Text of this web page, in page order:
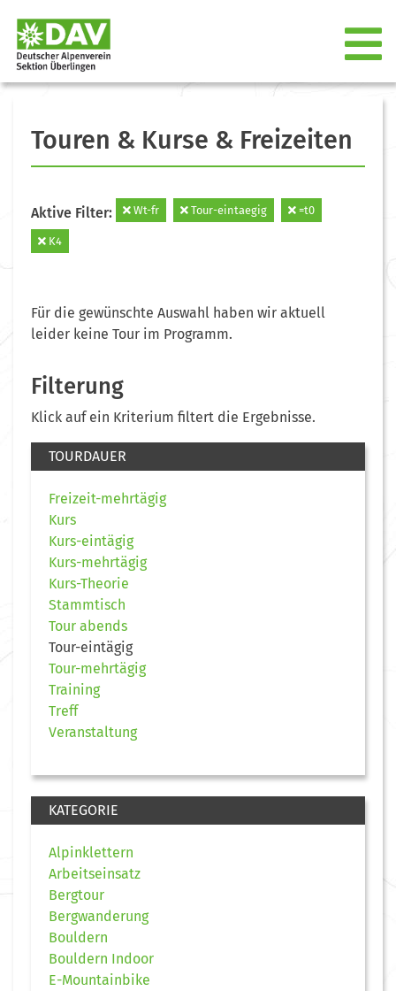
Touren & Kurse & Freizeiten
Aktive Filter: Wt-fr Tour-eintaegig =t0
K4
Für die gewünschte Auswahl haben wir aktuell
leider keine Tour im Programm.
Filterung
Klick auf ein Kriterium filtert die Ergebnisse.
TOURDAUER
Freizeit-mehrtägig
Kurs
Kurs-eintägig
Kurs-mehrtägig
Kurs-Theorie
Stammtisch
Tour abends
Tour-eintägig
Tour-mehrtägig
Training
Treff
Veranstaltung
KATEGORIE
Alpinklettern
Arbeitseinsatz
Bergtour
Bergwanderung
Bouldern
Bouldern Indoor
E-Mountainbike